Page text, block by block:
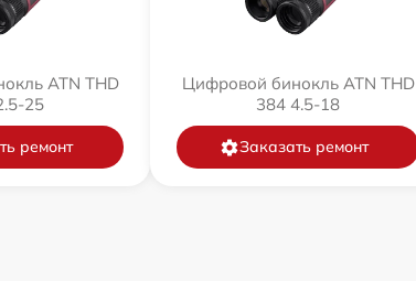
ATN THD
25
ремонт
Цифровой бинокль ATN THD
384 4.5-18
Заказать ремонт